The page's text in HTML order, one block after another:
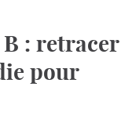
: retracer
pour